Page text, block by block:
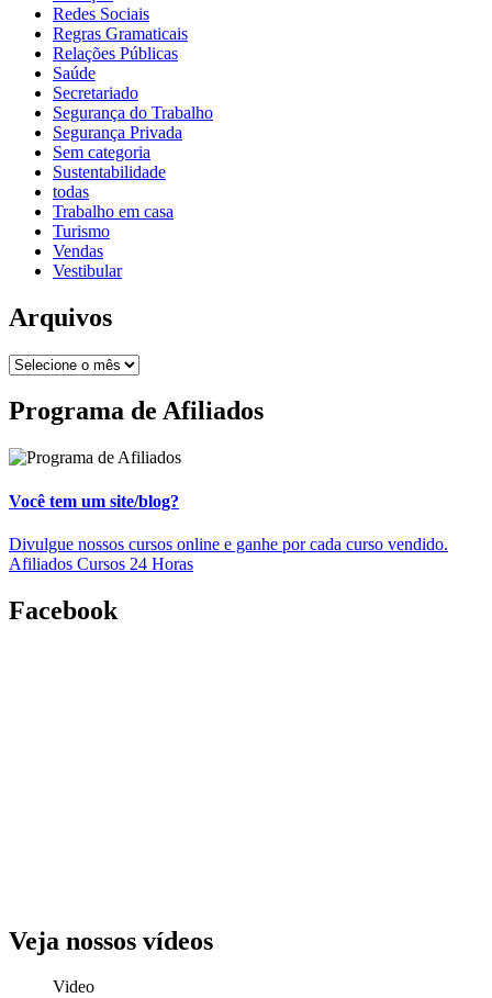
Redes Sociais
Regras Gramaticais
Relações Públicas
Saúde
Secretariado
Segurança do Trabalho
Segurança Privada
Sem categoria
Sustentabilidade
todas
Trabalho em casa
Turismo
Vendas
Vestibular
Arquivos
Programa de Afiliados
Você tem um site/blog?
Divulgue nossos cursos online e ganhe por cada curso vendido.
Afiliados Cursos 24 Horas
Facebook
Veja nossos vídeos
Video